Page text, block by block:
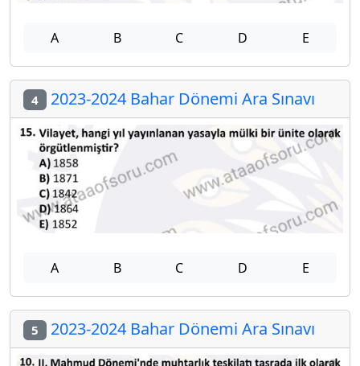
A B C D E
4 2023-2024 Bahar Dönemi Ara Sınavı
A B C D E
5 2023-2024 Bahar Dönemi Ara Sınavı